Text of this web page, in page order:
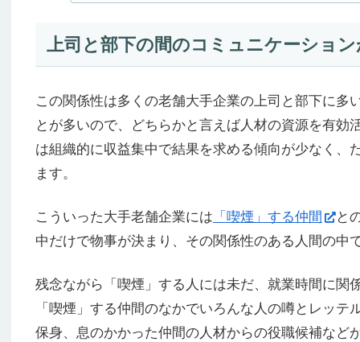
定とか、給料がいいとか
上司と部下の間のコミュニケーショ
この関係性は多くの老舗大手企業の上司と部下に
とが多いので、どちらかと言えば人材の資源を有
は組織的に収益集中で結果を求める傾向が少なく
ます。
こういった大手老舗企業には 「喫煙」する仲間
と
中だけで物事が決まり、その関係性のある人間の中
残念ながら「喫煙」する人には未だ、就業時間に関
「喫煙」する仲間のなかでいろんな人の噂とレッ
保身、息のかかった仲間の人材からの役職候補など